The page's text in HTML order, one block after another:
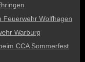
Feuerwehr Wolfhagen
Warburg
CCA Sommerfest